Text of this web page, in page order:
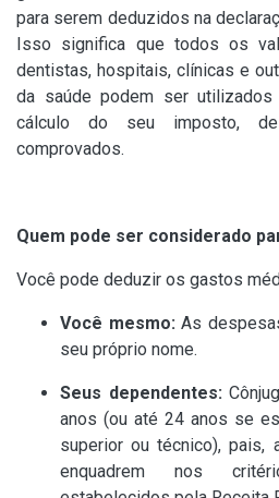
para serem deduzidos na
Isso significa que todos os
dentistas, hospitais, clínicas e
da saúde podem ser
cálculo do seu imposto,
comprovados.
Quem pode ser considerado
Você pode deduzir os gastos
Você mesmo: As
seu próprio nome.
Seus dependentes:
anos (ou até 24 anos se
superior ou técnico), pais,
enquadrem nos